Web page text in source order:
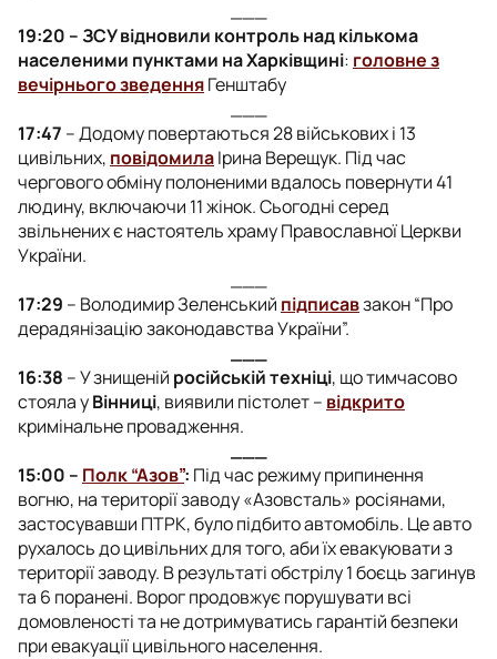
19:20 – ЗСУ відновили контроль над кількома
населеними пунктами на Харківщині: головне з
вечірнього зведенняГенштабу
17:47 – Додому повертаються 28 військових і 13
цивільних, повідомилаІрина Верещук. Під час
чергового обміну полоненими вдалось повернути 41
людину, включаючи 11 жінок. Сьогодні серед
звільнених є настоятель храму Православної Церкви
України.
17:29 – Володимир Зеленський підписавзакон “Про
дерадянізацію законодавства України”.
16:38 – У знищеній російській техніці, що тимчасово
стояла уВінниці, виявили пістолет – відкрито
кримінальне провадження.
15:00 – Полк “Азов”: Під час режиму припинення
вогню, на території заводу «Азовсталь» росіянами,
застосувавши ПТРК, було підбито автомобіль. Це авто
рухалось до цивільних для того, аби їх евакуювати з
території заводу. В результаті обстрілу 1 боєць загинув
та 6 поранені. Ворог продовжує порушувати всі
домовленості та не дотримуватись гарантій безпеки
при евакуації цивільного населення.